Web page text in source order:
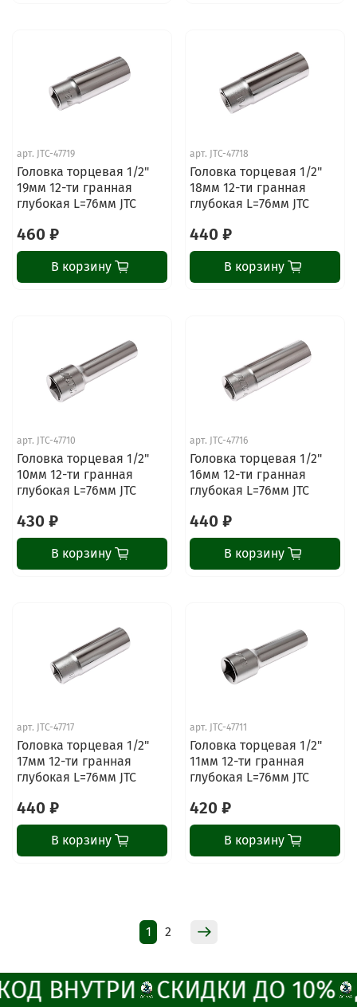
арт. JTC-47719
Головка торцевая 1/2"
19мм 12-ти гранная
глубокая L=76мм JTC
460 ₽
В корзину
арт. JTC-47718
Головка торцевая 1/2"
18мм 12-ти гранная
глубокая L=76мм JTC
440 ₽
В корзину
арт. JTC-47710
Головка торцевая 1/2"
10мм 12-ти гранная
глубокая L=76мм JTC
430 ₽
В корзину
арт. JTC-47716
Головка торцевая 1/2"
16мм 12-ти гранная
глубокая L=76мм JTC
440 ₽
В корзину
арт. JTC-47717
Головка торцевая 1/2"
17мм 12-ти гранная
глубокая L=76мм JTC
440 ₽
В корзину
арт. JTC-47711
Головка торцевая 1/2"
11мм 12-ти гранная
глубокая L=76мм JTC
420 ₽
В корзину
1 2
ВНУТРИ СКИДКИ ДО 10%
Наши мессенджеры
Свяжитесь с нами через любой удобный
Электронная почта
Позвонить